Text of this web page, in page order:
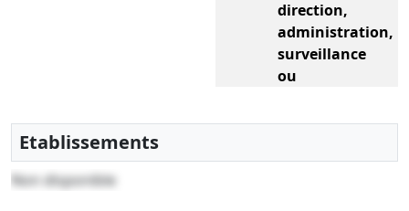
direction,
administration,
surveillance
ou
Certificat
souscription
Etablissements
Non disponible